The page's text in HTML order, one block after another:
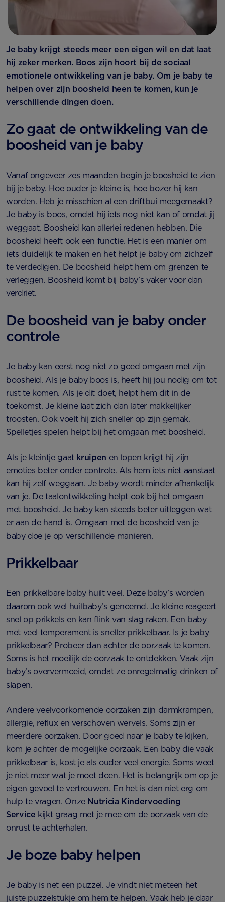
Je baby krijgt steeds meer een eigen wil en dat laat
hij zeker merken. Boos zijn hoort bij de sociaal
emotionele ontwikkeling van je baby. Om je baby te
helpen over zijn boosheid heen te komen, kun je
verschillende dingen doen.
Zo gaat de ontwikkeling van de
boosheid van je baby
Vanaf ongeveer zes maanden begin je boosheid te zien
bij je baby. Hoe ouder je kleine is, hoe bozer hij kan
worden. Heb je misschien al een driftbui meegemaakt?
Je baby is boos, omdat hij iets nog niet kan of omdat jij
weggaat. Boosheid kan allerlei redenen hebben. Die
boosheid heeft ook een functie. Het is een manier om
iets duidelijk te maken en het helpt je baby om zichzelf
te verdedigen. De boosheid helpt hem om grenzen te
verleggen. Boosheid komt bij baby’s vaker voor dan
verdriet.
De boosheid van je baby onder
controle
Je baby kan eerst nog niet zo goed omgaan met zijn
boosheid. Als je baby boos is, heeft hij jou nodig om tot
rust te komen. Als je dit doet, helpt hem dit in de
toekomst. Je kleine laat zich dan later makkelijker
troosten. Ook voelt hij zich sneller op zijn gemak.
Spelletjes spelen helpt bij het omgaan met boosheid.
Als je kleintje gaat kruipen en lopen krijgt hij zijn
emoties beter onder controle. Als hem iets niet aanstaat
kan hij zelf weggaan. Je baby wordt minder afhankelijk
van je. De taalontwikkeling helpt ook bij het omgaan
met boosheid. Je baby kan steeds beter uitleggen wat
er aan de hand is. Omgaan met de boosheid van je
baby doe je op verschillende manieren.
Prikkelbaar
Een prikkelbare baby huilt veel. Deze baby’s worden
daarom ook wel huilbaby’s genoemd. Je kleine reageert
snel op prikkels en kan flink van slag raken. Een baby
met veel temperament is sneller prikkelbaar. Is je baby
prikkelbaar? Probeer dan achter de oorzaak te komen.
Soms is het moeilijk de oorzaak te ontdekken. Vaak zijn
baby’s oververmoeid, omdat ze onregelmatig drinken of
slapen.
Andere veelvoorkomende oorzaken zijn darmkrampen,
allergie, reflux en verschoven wervels. Soms zijn er
meerdere oorzaken. Door goed naar je baby te kijken,
kom je achter de mogelijke oorzaak. Een baby die vaak
prikkelbaar is, kost je als ouder veel energie. Soms weet
je niet meer wat je moet doen. Het is belangrijk om op je
eigen gevoel te vertrouwen. En het is dan niet erg om
hulp te vragen. Onze Nutricia Kindervoeding
Service kijkt graag met je mee om de oorzaak van de
onrust te achterhalen.
Je boze baby helpen
Je baby is net een puzzel. Je vindt niet meteen het
juiste puzzelstukje om hem te helpen. Vaak heb je daar